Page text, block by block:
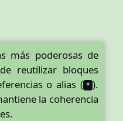
más poderosas de
reutilizar bloques
o alias ( * ).
la coherencia